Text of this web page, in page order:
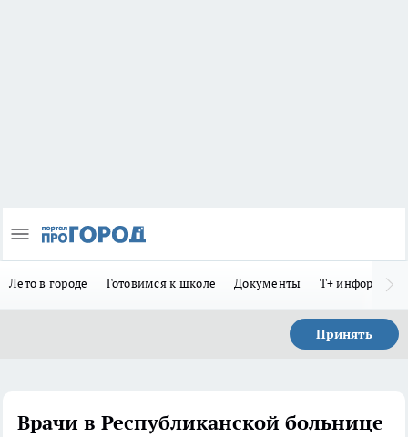
Лето в городе Готовимся к школе Документы Т+
Принять
Врачи в Республиканской больнице